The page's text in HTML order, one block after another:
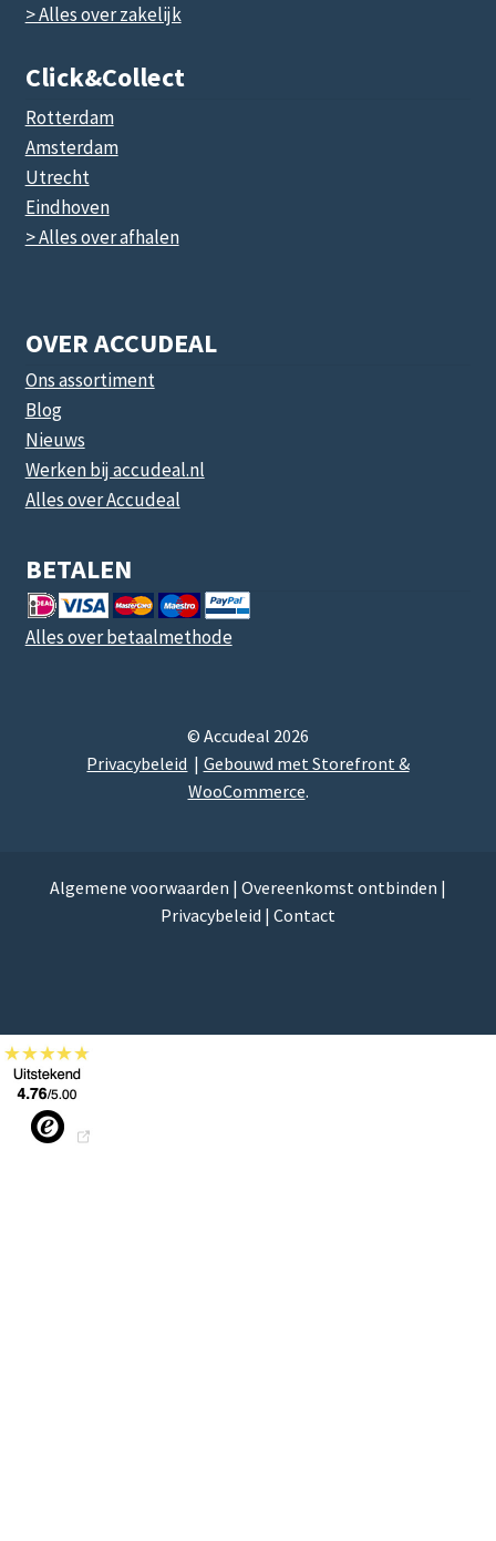
> Alles over zakelijk
Click&collect
Rotterdam
Amsterdam
Utrecht
Eindhoven
> Alles over afhalen
OVER ACCUDEAL
Ons assortiment
Blog
Nieuws
Werken bij accudeal.nl
Alles over Accudeal
BETALEN
Alles over betaalmethode
© Accudeal 2026
Privacybeleid
Gebouwd met Storefront &
WooCommerce.
Algemene voorwaarden | Overeenkomst ontbinden |
Privacybeleid | Contact